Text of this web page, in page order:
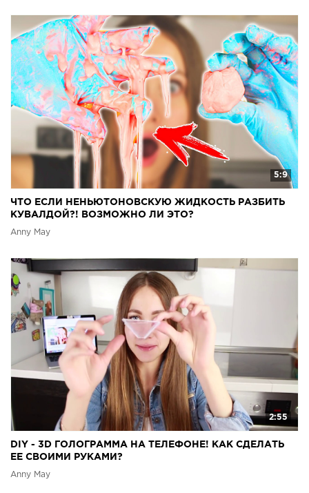
5:9
ЧТО ЕСЛИ НЕНЬЮТОНОВСКУЮ ЖИДКОСТЬ РАЗБИТЬ
КУВАЛДОЙ?! ВОЗМОЖНО ЛИ ЭТО?
Anny May
2:55
DIY - 3D ГОЛОГРАММА НА ТЕЛЕФОНЕ! КАК СДЕЛАТЬ
ЕЕ СВОИМИ РУКАМИ?
Anny May